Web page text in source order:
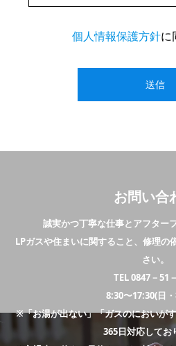
個人情報保護方針に
お問い合
誠実かつ丁寧な仕事とアフター
LPガスや住まいに関すること、修理の
さい。
TEL 0847－51
8:30〜17:30(日
※「お湯が出ない」「ガスのにおいが
365日対応してお